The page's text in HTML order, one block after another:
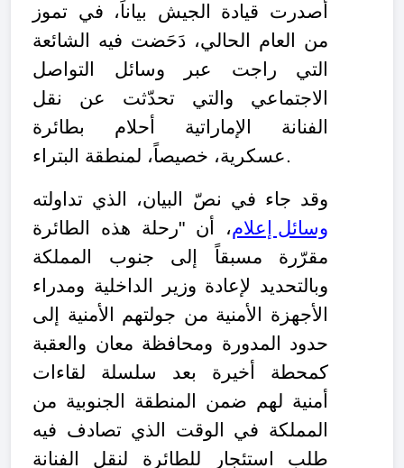
أصدرت قيادة الجيش بياناً، في تموز
من العام الحالي، دَحَضت فيه الشائعة
التي راجت عبر وسائل التواصل
الاجتماعي والتي تحدّثت عن نقل
الفنانة الإماراتية أحلام بطائرة
عسكرية، خصيصاً، لمنطقة البتراء.
وقد جاء في نصّ البيان، الذي تداولته
وسائل إعلام، أن "رحلة هذه الطائرة
مقرّرة مسبقاً إلى جنوب المملكة
وبالتحديد لإعادة وزير الداخلية ومدراء
الأجهزة الأمنية من جولتهم الأمنية إلى
حدود المدورة ومحافظة معان والعقبة
كمحطة أخيرة بعد سلسلة لقاءات
أمنية لهم ضمن المنطقة الجنوبية من
المملكة في الوقت الذي تصادف فيه
طلب استئجار للطائرة لنقل الفنانة